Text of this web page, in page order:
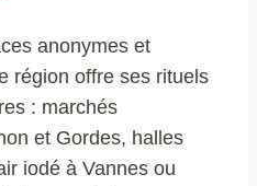
anonymes et
région offre ses rituels
: marchés
et Gordes, halles
iodé à Vannes ou